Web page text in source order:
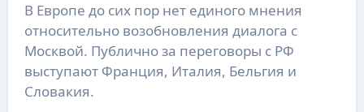
В Европе до сих пор нет единого мнения
относительно возобновления диалога с
Москвой. Публично за переговоры с РФ
выступают Франция, Италия, Бельгия и
Словакия.